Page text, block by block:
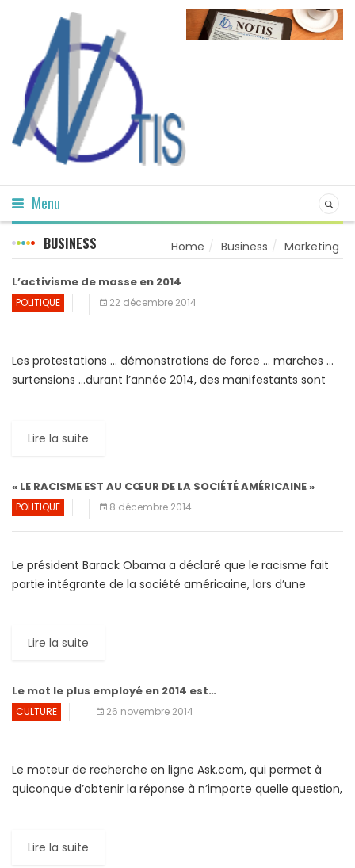
Menu
BUSINESS Home Business Marketing
L’activisme de masse en 2014
POLITIQUE 22 décembre 2014
Les protestations … démonstrations de force … marches …
surtensions …durant l’année 2014, des manifestants sont
Lire la suite
« LE RACISME EST AU CŒUR DE LA SOCIÉTÉ AMÉRICAINE »
POLITIQUE 8 décembre 2014
Le président Barack Obama a déclaré que le racisme fait
partie intégrante de la société américaine, lors d’une
Lire la suite
Le mot le plus employé en 2014 est…
CULTURE 26 novembre 2014
Le moteur de recherche en ligne Ask.com, qui permet à
quiconque d’obtenir la réponse à n’importe quelle question,
Lire la suite